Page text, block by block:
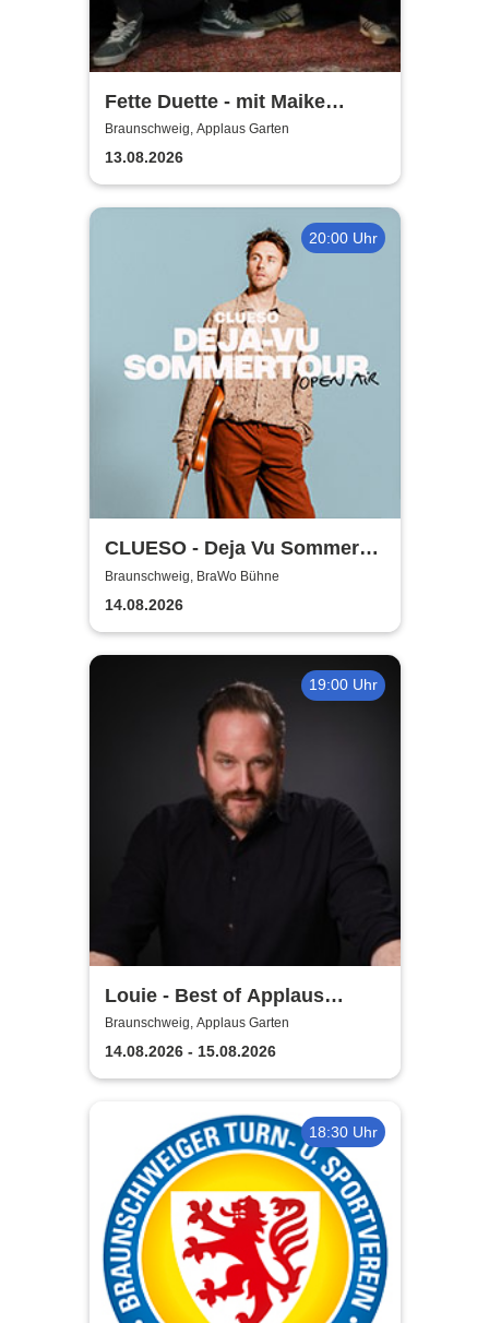
Fette Duette - mit Maike
Jacobs & Markus Schultze
Braunschweig, Applaus Garten
13.08.2026
20:00 Uhr
CLUESO - Deja Vu Sommer
Open Air
Braunschweig, BraWo Bühne
14.08.2026
19:00 Uhr
Louie - Best of Applaus
Garten
Braunschweig, Applaus Garten
14.08.2026 - 15.08.2026
18:30 Uhr